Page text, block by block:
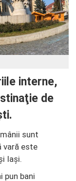
interne,
de
sunt
vară este
Iaşi.
pun bani